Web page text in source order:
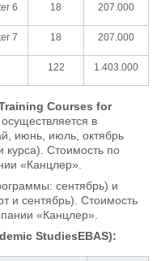
6 18 207.000
7 18 207.000
122 1.403.000
Courses for
в
июнь, июль, октябрь
курса). Стоимость по
«Канцлер».
сентябрь) и
и сентябрь). Стоимость
«Канцлер».
StudiesEBAS):